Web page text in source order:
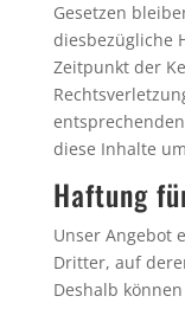
Gesetzen
diesbezügliche
Zeitpunkt der
diese Inhalte
Haftung
Unser Angebot
Dritter, auf
Deshalb